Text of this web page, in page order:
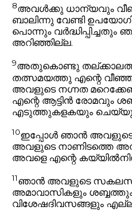
8അവൾക്കു ധാന്യവും
ബാലിന്നു വേണ്ടി
പൊന്നും
അറിഞ്ഞില്ല.
9അതുകൊണ്ടു
തത്സമയത്തു എന്റെ
അവളുടെ നഗ്നത
എന്റെ ആട്ടിൻ രോമവും
എടുത്തുകളകയും
10ഇപ്പോൾ ഞാൻ അവളുടെ
അവളുടെ നാണിടത്തെ
അവളെ എന്റെ
11ഞാൻ അവളുടെ
അമാവാസികളും
വിശേഷദിവസങ്ങളും